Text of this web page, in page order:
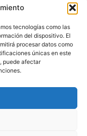
tecnologías como las
del dispositivo. El
procesar datos como
únicas en este
puede afectar